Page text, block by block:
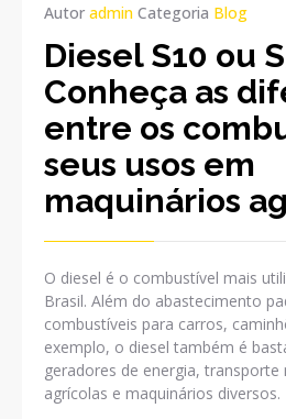
Autor admin Categoria Blog
Diesel S10 ou
Conheça as
entre os
seus usos em
maquinários
O diesel é o combustível mais
Brasil. Além do abastecimento
combustíveis para carros,
exemplo, o diesel também é
geradores de energia,
agrícolas e maquinários diversos.